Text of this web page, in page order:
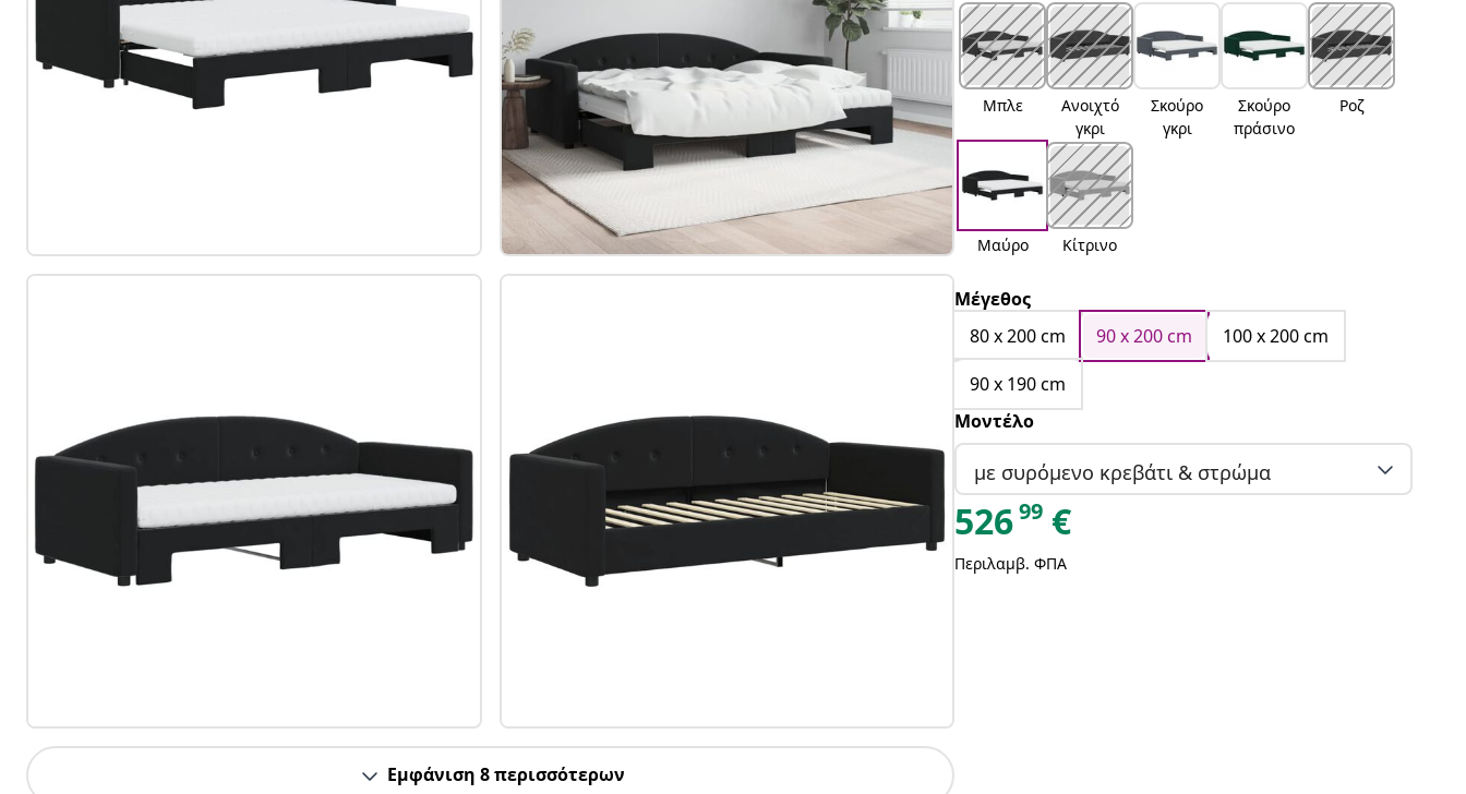
Εμφάνιση 8 περισσότερων
Μπλε
Ανοιχτό
γκρι
Σκούρο
γκρι
Σκούρο
πράσινο
Ροζ
Μαύρο Κίτρινο
Μέγεθος
80 x 200 cm
90 x 200 cm
100 x 200 cm
90 x 190 cm
Μοντέλο
με συρόμενο κρεβάτι & στρώμα
52699 €
Περιλαμβ. ΦΠΑ